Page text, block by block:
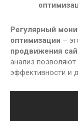
Регулярный
оптимизации –
продвижения
анализ
эффективности и